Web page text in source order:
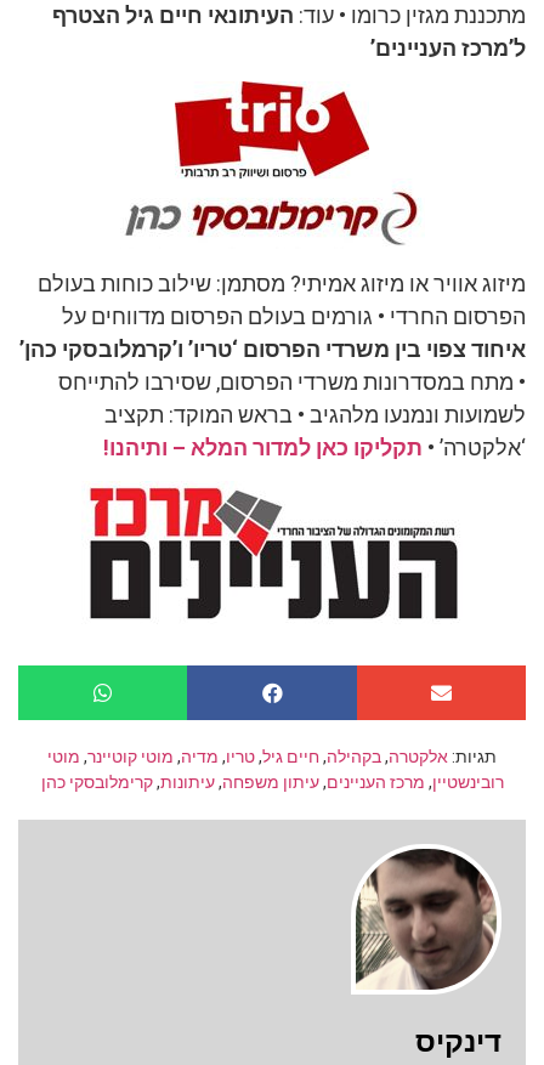
מתכננת מגזין כרומו • עוד: העיתונאי חיים גיל הצטרף
ל’מרכז העניינים’
מיזוג אוויר או מיזוג אמיתי? מסתמן: שילוב כוחות בעולם
הפרסום החרדי • גורמים בעולם הפרסום מדווחים על
איחוד צפוי בין משרדי הפרסום ‘טריו’ ו’קרמלובסקי כהן’
• מתח במסדרונות משרדי הפרסום, שסירבו להתייחס
לשמועות ונמנעו מלהגיב • בראש המוקד: תקציב
‘אלקטרה’ • תקליקו כאן למדור המלא – ותיהנו!
תגיות: אלקטרה,בקהילה, חיים גיל,טריו, מדיה, מוטי קוטיינר, מוטי
רובינשטיין, מרכז העניינים,עיתון משפחה,עיתונות,קרימלובסקי כהן
דינקיס